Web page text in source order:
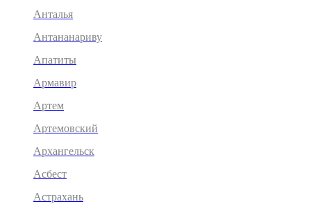
Анталья
Антананариву
Апатиты
Армавир
Артем
Артемовский
Архангельск
Асбест
Астрахань